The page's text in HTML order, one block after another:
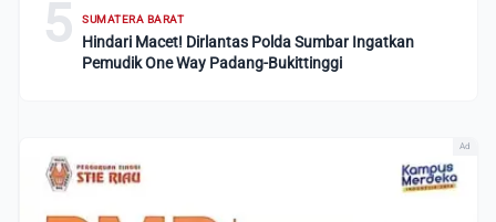
5 SUMATERA BARAT
Hindari Macet! Dirlantas Polda Sumbar Ingatkan
Pemudik One Way Padang-Bukittinggi
Ad